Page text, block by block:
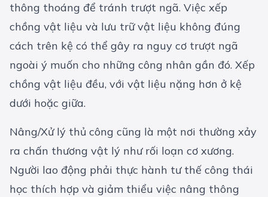
thông thoáng để tránh trượt ngã. Việc xếp
chồng vật liệu và lưu trữ vật liệu không đúng
cách trên kệ có thể gây ra nguy cơ trượt ngã
ngoài ý muốn cho những công nhân gần đó. Xếp
chồng vật liệu đều, với vật liệu nặng hơn ở kệ
dưới hoặc giữa.
Nâng/Xử lý thủ công cũng là một nơi thường xảy
ra chấn thương vật lý như rối loạn cơ xương.
Người lao động phải thực hành tư thế công thái
học thích hợp và giảm thiểu việc nâng thông